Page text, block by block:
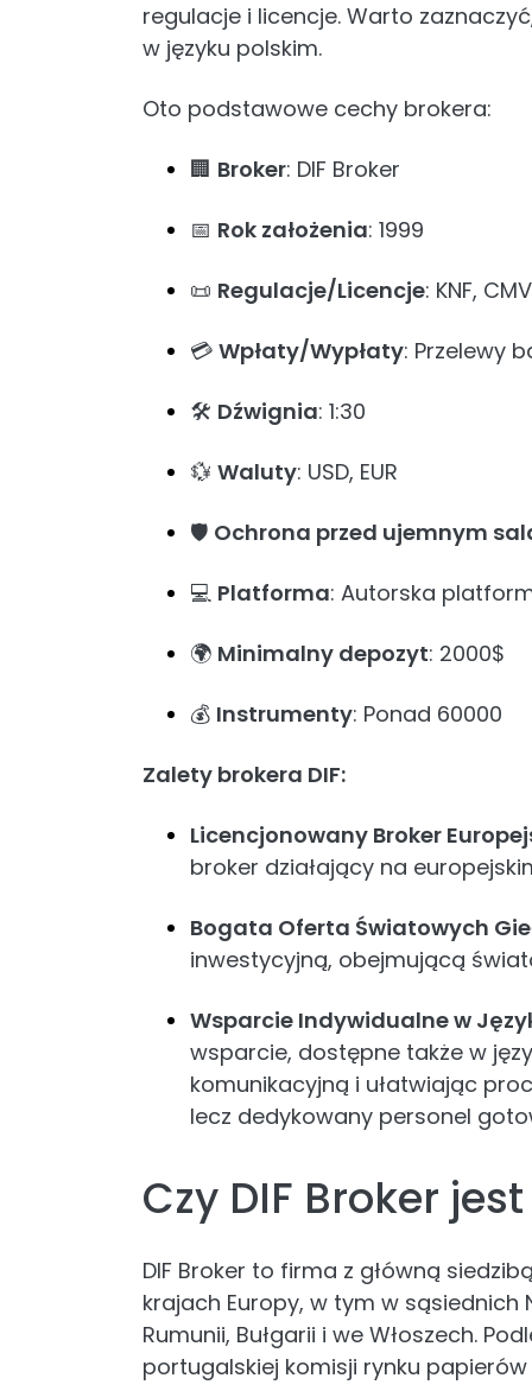
regulacje i licencje. Warto
w języku polskim.
Oto podstawowe cechy brokera:
🏢 Broker: DIF Broker
📅 Rok założenia: 1999
📜 Regulacje/Licencje: KNF,
💳 Wpłaty/Wypłaty: Przelewy
🛠️ Dźwignia: 1:30
💱 Waluty: USD, EUR
🛡️ Ochrona przed ujemnym
💻 Platforma: Autorska
🌍 Minimalny depozyt: 2000$
💰 Instrumenty: Ponad 60000
Zalety brokera DIF:
Licencjonowany Broker
broker działający na
Bogata Oferta Światowych
inwestycyjną, obejmującą
Wsparcie Indywidualne w
wsparcie, dostępne także w
komunikacyjną i ułatwiając
lecz dedykowany personel
Czy DIF Broker
DIF Broker to firma z główną
krajach Europy, w tym w sąsiednich
Rumunii, Bułgarii i we Włoszech.
portugalskiej komisji rynku